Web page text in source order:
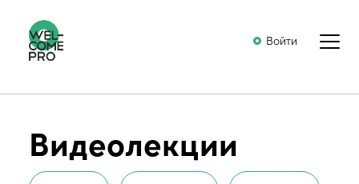
Войти
Видеолекции